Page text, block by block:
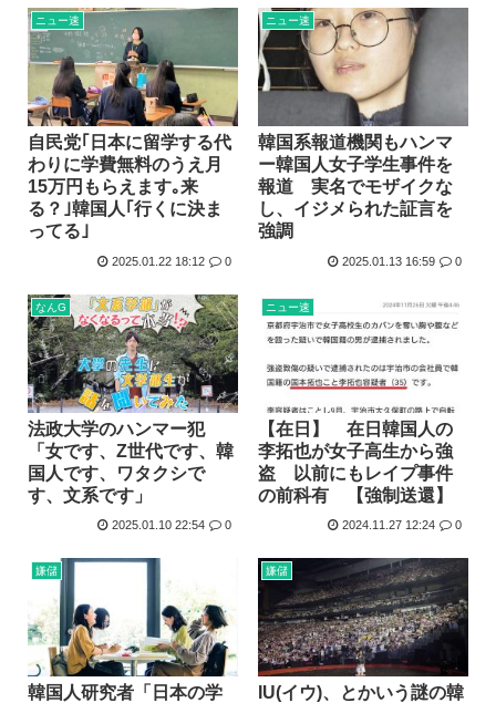
ニュー速
自民党｢日本に留学する代
わりに学費無料のうえ月
15万円もらえます｡来
る？｣韓国人｢行くに決ま
ってる｣
2025.01.22 18:12 0
ニュー速
韓国系報道機関もハンマ
ー韓国人女子学生事件を
報道 実名でモザイクな
し、イジメられた証言を
強調
2025.01.13 16:59 0
なんG
法政大学のハンマー犯
「女です、Z世代です、韓
国人です、ワタクシで
す、文系です」
2025.01.10 22:54 0
ニュー速
【在日】 在日韓国人の
李拓也が女子高生から強
盗 以前にもレイプ事件
の前科有 【強制送還】
2024.11.27 12:24 0
嫌儲
韓国人研究者「日本の学
嫌儲
IU(イウ)、とかいう謎の韓